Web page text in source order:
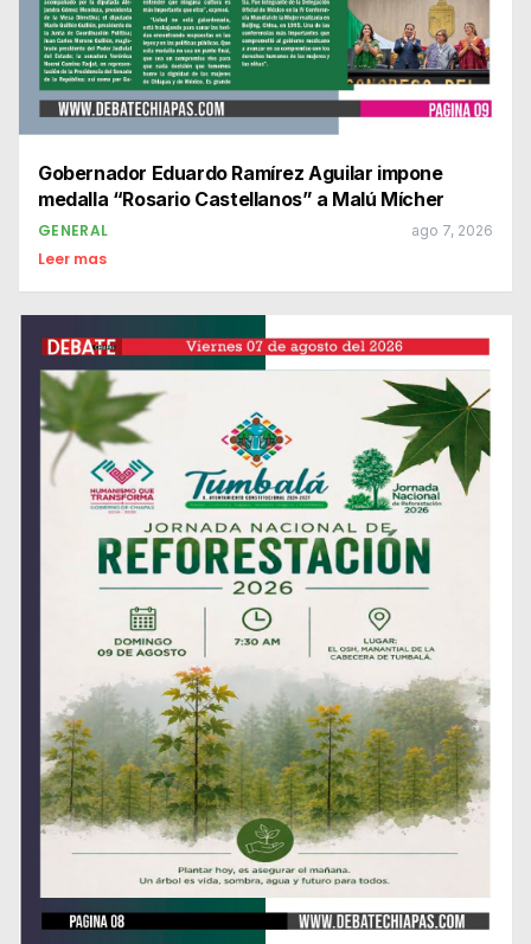
Gobernador Eduardo Ramírez Aguilar impone
medalla “Rosario Castellanos” a Malú Mícher
GENERAL ago 7, 2026
Leer mas